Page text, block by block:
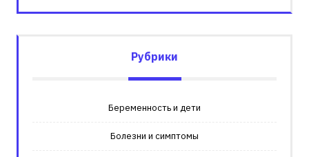
Рубрики
Беременность и дети
Болезни и симптомы